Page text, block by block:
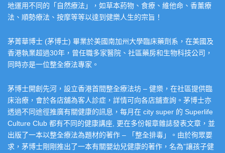
地運用不同的「自然療法」，如草本葯物、食療、維他命、香薰療
法、順勢療法、按摩等等以達到健樂人生的宗旨！
茅菁華博士 (茅博士) 畢業於美國南加州大學臨床藥劑系，在美國及
香港執業超過30年，曾任職多家醫院、社區藥房和生物科技公司，
同時亦是一位整全療法專家。
茅博士開創先河，設立香港首間整全療法坊 – 健樂，在社區提供臨
床治療，會於各店舖為客人診症，詳情可向各店舖查詢。茅博士亦
透過不同途徑推廣有關健康的訊息，每月在 city super 的 Superlife
Culture Club 都有不同的健康講座, 更在多份報章雜誌發表文章，並
出版了一本以整全療法為題材的著作 – 「整全排毒」。由於徇眾要
求，茅博士剛剛推出了一本有關嬰幼兒健康的著作，名為”讓孩子健